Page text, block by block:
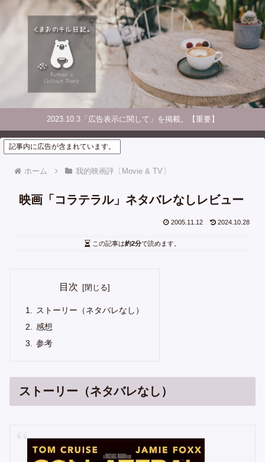
2023.10.3「広告表示に関して」を掲載。【重要】
記事内に広告が含まれています。
ホーム 我的映画評〔Movie & TV〕
映画「コラテラル」ネタバレなしレビュー
2005.11.12 2024.10.28
この記事は約2分で読めます。
目次
ストーリー（ネタバレなし）
感想
参考
ストーリー（ネタバレなし）